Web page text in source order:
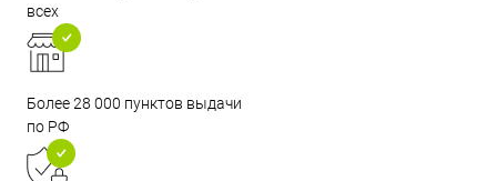
всех
Более 28 000 пунктов выдачи
по РФ